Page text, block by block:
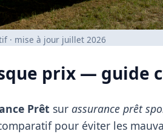
· mise à jour juillet 2026
prix — guide
Prêt sur assurance prêt
pour éviter les